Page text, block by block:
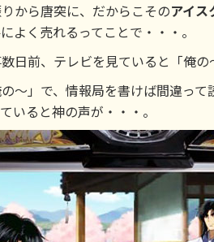
から唐突に、だからこそのアイス
よく売れるってことで・・・。
日前、テレビを見ていると「俺
～」で、情報局を書けば間違って
いると神の声が・・・。